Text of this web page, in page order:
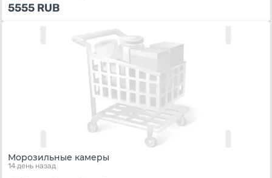
5555 RUB
Морозильные камеры
14 день назад